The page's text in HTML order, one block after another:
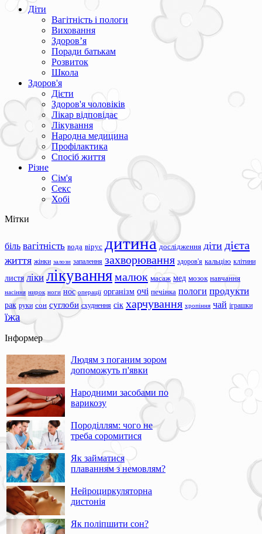
Діти
Вагітність і пологи
Виховання
Здоров’я
Поради батькам
Розвиток
Школа
Здоров'я
Дієти
Здоров'я чоловіків
Лікар відповідає
Лікування
Народна медицина
Профілактика
Спосіб життя
Різне
Сім'я
Секс
Хобі
Мітки
біль вагітність вода вірус дитина дослідження діти дієта
життя жінки залози запалення захворювання здоров'я кальцію клітини
листя ліки лікуваннямалюк масаж мед мозок навчання
насіння нирок ноги нос операції організм очі печінка пологи продукти
рак руки сон суглоби схуднення сік харчування хропіння чай іграшки
їжа
Інформер
Людям з поганим зором
допоможуть п'явки
Народними засобами по
варикозу
Породіллям: чого не
треба соромитися
Як займатися
плаванням з немовлям?
Нейроциркуляторна
дистонія
Як поліпшити сон?